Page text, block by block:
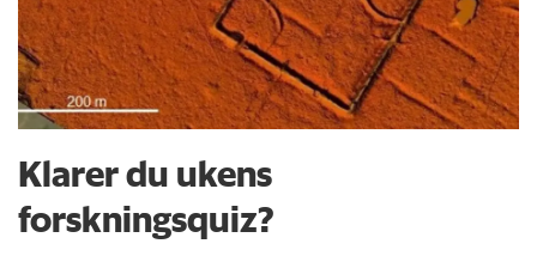
Klarer du ukens
forskningsquiz?